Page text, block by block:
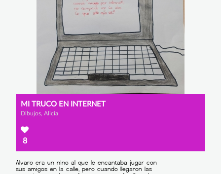
MI TRUCO EN INTERNET
Dibujos, Alicia
8